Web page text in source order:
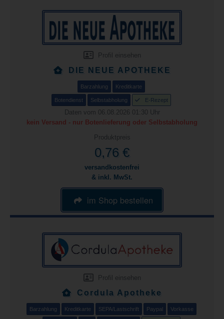
Profil einsehen
DIE NEUE APOTHEKE
Barzahlung Kreditkarte
Botendienst Selbstabholung E-Rezept
Daten vom 06.08.2026 01:30 Uhr
kein Versand - nur Botenlieferung oder Selbstabholung
Produktpreis
0,76 €
versandkostenfrei
& inkl. MwSt.
im Shop bestellen
Profil einsehen
Cordula Apotheke
Barzahlung Kreditkarte SEPA/Lastschrift Paypal Vorkasse